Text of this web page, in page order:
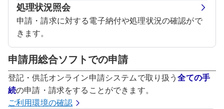
処理状況照会
申請・請求に対する電子納付や処理状況の確認がで
きます。
申請用総合ソフトでの申請
登記・供託オンライン申請システムで取り扱う全ての手
続の申請・請求をすることができます。
ご利用環境の確認